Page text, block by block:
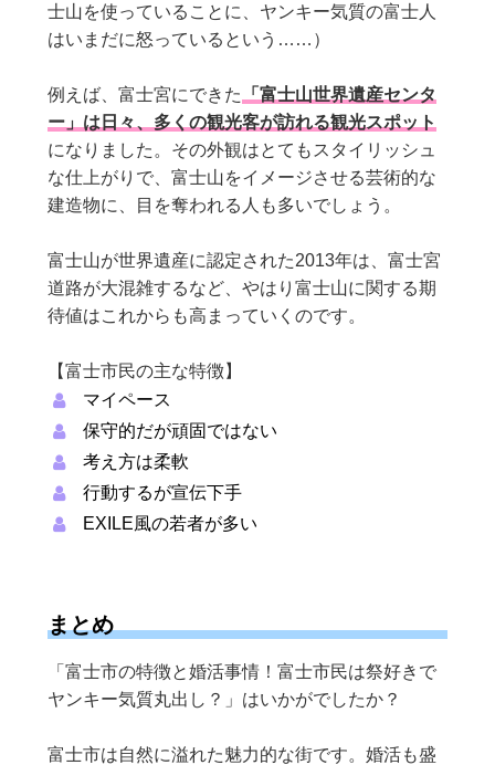
士山を使っていることに、ヤンキー気質の富士人
はいまだに怒っているという……）
例えば、富士宮にできた
「富士山世界遺産センタ
ー」は日々、多くの観光客が訪れる観光スポット
になりました。その外観はとてもスタイリッシュ
な仕上がりで、富士山をイメージさせる芸術的な
建造物に、目を奪われる人も多いでしょう。
富士山が世界遺産に認定された2013年は、富士宮
道路が大混雑するなど、やはり富士山に関する期
待値はこれからも高まっていくのです。
【富士市民の主な特徴】
マイペース
保守的だが頑固ではない
考え方は柔軟
行動するが宣伝下手
EXILE風の若者が多い
まとめ
「富士市の特徴と婚活事情！富士市民は祭好きで
ヤンキー気質丸出し？」はいかがでしたか？
富士市は自然に溢れた魅力的な街です。婚活も盛